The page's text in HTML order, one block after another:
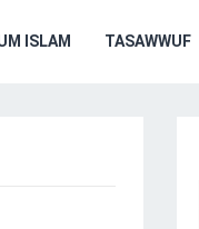
ISLAM TASAWWUF